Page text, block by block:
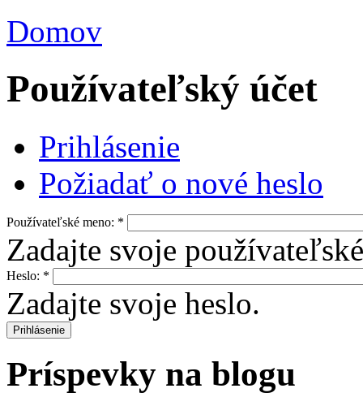
Domov
Používateľský účet
Prihlásenie
Požiadať o nové heslo
Používateľské meno: *
Zadajte svoje
Heslo: *
Zadajte svoje heslo.
Príspevky na blogu